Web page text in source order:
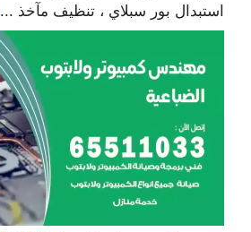
استبدال بور سبلاي ، تنظيف مآخذ ...